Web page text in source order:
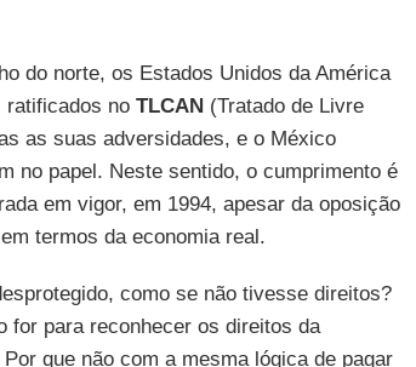
do norte, os Estados Unidos da América
ratificados no TLCAN(Tratado de Livre
as suas adversidades, e o México
no papel. Neste sentido, o cumprimento é
em vigor, em 1994, apesar da oposição
termos da economia real.
como se não tivesse direitos?
for para reconhecer os direitos da
que não com a mesma lógica de pagar